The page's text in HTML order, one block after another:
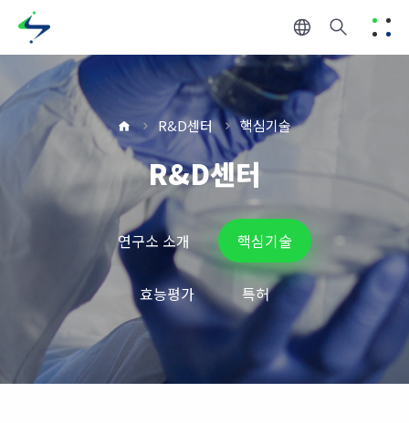
R&D센터 핵심기술
R&D센터
연구소 소개 핵심기술
효능평가 특허